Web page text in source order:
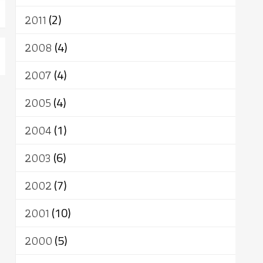
2011 (2)
2008 (4)
2007(4)
2005(4)
2004(1)
2003 (6)
2002(7)
2001 (10)
2000(5)